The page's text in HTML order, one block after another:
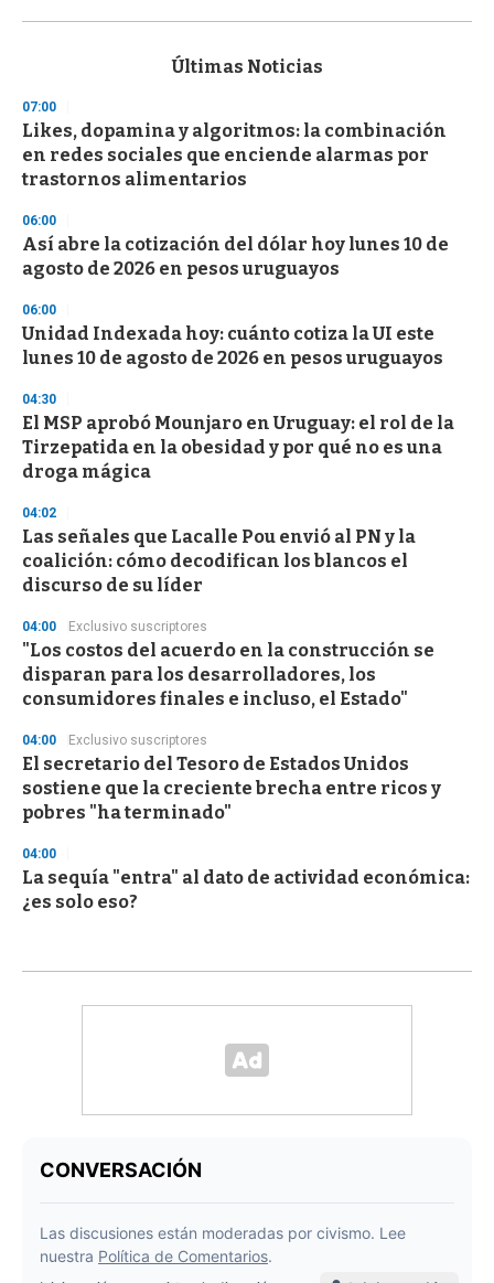
s
d
s
o
f
3
s
e
c
o
d
s
Últimas Noticias
07:00
Likes, dopamina y algoritmos: la combinación
en redes sociales que enciende alarmas por
trastornos alimentarios
06:00
Así abre la cotización del dólar hoy lunes 10 de
agosto de 2026 en pesos uruguayos
06:00
Unidad Indexada hoy: cuánto cotiza la UI este
lunes 10 de agosto de 2026 en pesos uruguayos
04:30
El MSP aprobó Mounjaro en Uruguay: el rol de la
Tirzepatida en la obesidad y por qué no es una
droga mágica
04:02
Las señales que Lacalle Pou envió al PN y la
coalición: cómo decodifican los blancos el
discurso de su líder
04:00 Exclusivo suscriptores
"Los costos del acuerdo en la construcción se
disparan para los desarrolladores, los
consumidores finales e incluso, el Estado"
04:00 Exclusivo suscriptores
El secretario del Tesoro de Estados Unidos
sostiene que la creciente brecha entre ricos y
pobres "ha terminado"
04:00
La sequía "entra" al dato de actividad económica:
¿es solo eso?